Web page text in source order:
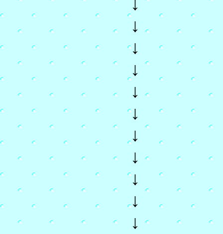
↓
↓
↓
↓
↓
↓
↓
↓
↓
↓